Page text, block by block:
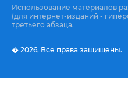
Использование материалов
(для интернет-изданий -
третьего абзаца.
� 2026, Все права защищены.